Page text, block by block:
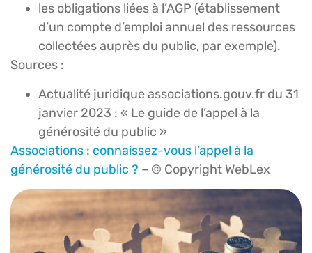
les obligations liées à l’AGP (établissement
d’un compte d’emploi annuel des ressources
collectées auprès du public, par exemple).
Sources :
Actualité juridique associations.gouv.fr du 31
janvier 2023 : « Le guide de l’appel à la
générosité du public »
Associations : connaissez-vous l’appel à la
générosité du public ? – © Copyright WebLex